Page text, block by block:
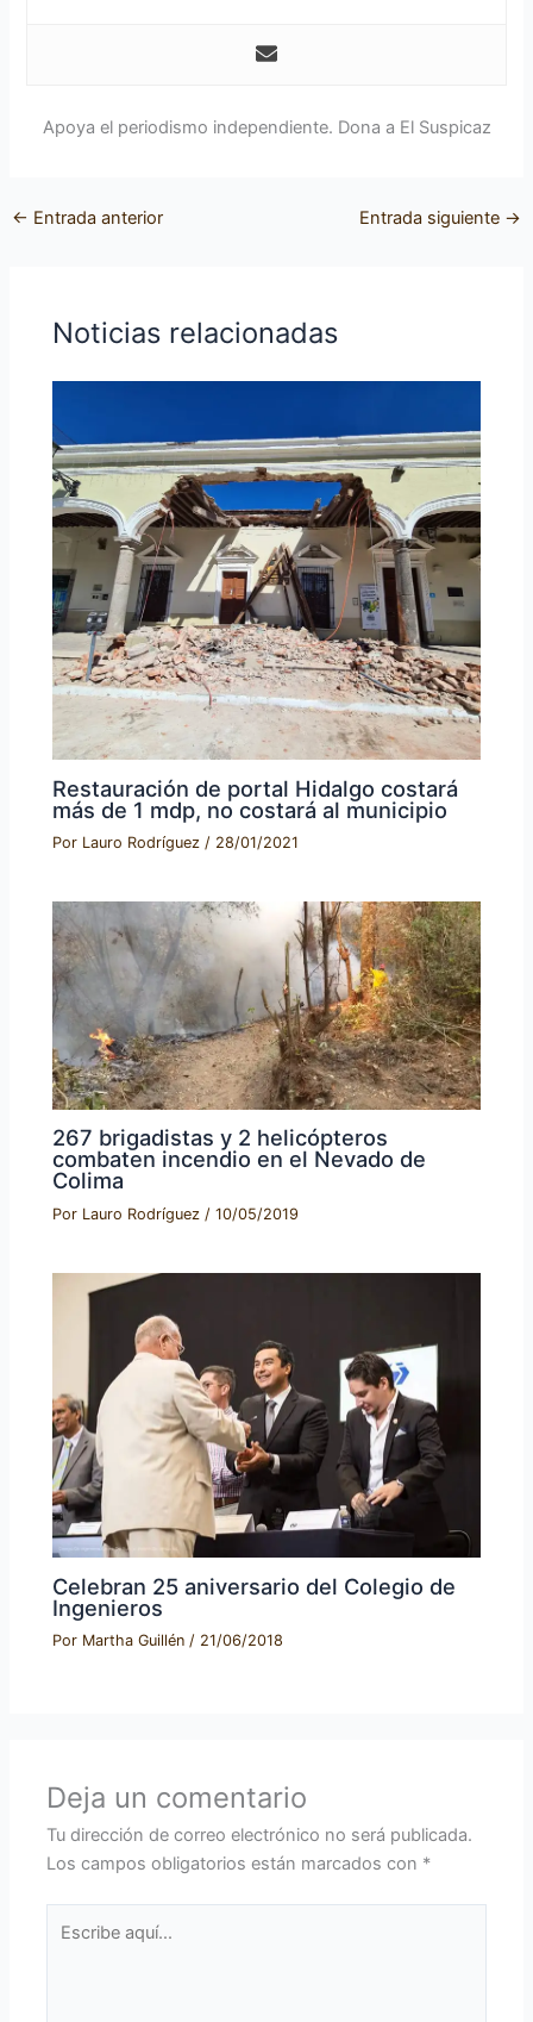
Apoya el periodismo independiente. Dona a El Suspicaz
← Entrada anterior Entrada siguiente →
Noticias relacionadas
Restauración de portal Hidalgo costará
más de 1 mdp, no costará al municipio
Por Lauro Rodríguez / 28/01/2021
267 brigadistas y 2 helicópteros
combaten incendio en el Nevado de
Colima
Por Lauro Rodríguez /10/05/2019
Celebran 25 aniversario del Colegio de
Ingenieros
Por Martha Guillén / 21/06/2018
Deja un comentario
Tu dirección de correo electrónico no será publicada.
Los campos obligatorios están marcados con *
aquí...